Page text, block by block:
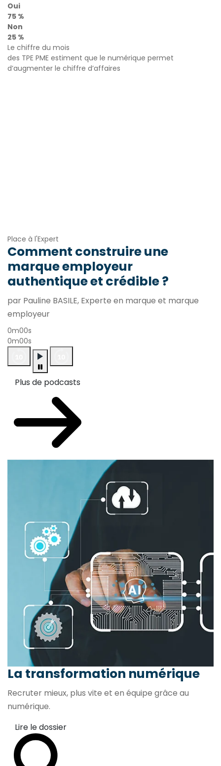
Oui
75 %
Non
25 %
Le chiffre du mois
des TPE PME estiment que le numérique permet
d’augmenter le chiffre d’affaires
Place à l'Expert
Comment construire une
marque employeur
authentique et crédible ?
par Pauline BASILE, Experte en marque et marque
employeur
0m00s
0m00s
Plus de podcasts
La transformation numérique
Recruter mieux, plus vite et en équipe grâce au
numérique.
Lire le dossier